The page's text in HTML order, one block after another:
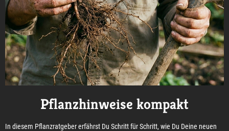
Pflanzhinweise kompakt
In diesem Pflanzratgeber erfährst Du Schritt für Schritt, wie Du Deine neuen